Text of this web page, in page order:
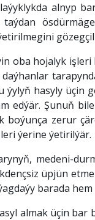
alnyp
oba hojalyk
hasyly üçin
edýär. Şunuň
zerur
ýerine ýetirilýär.
medeni-
üpjün
barada
almak üçin